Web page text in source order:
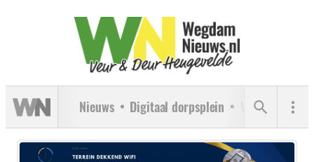
Nieuws Digitaal dorpsplein Verenigingen